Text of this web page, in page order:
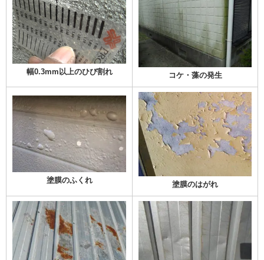
幅0.3mm以上のひび割れ コケ・藻の発生
塗膜のふくれ 塗膜のはがれ